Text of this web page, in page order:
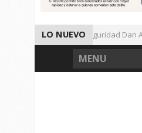
LO NUEVO
Autoridades de Seguridad Dan
Gran Festival de Música
MENU